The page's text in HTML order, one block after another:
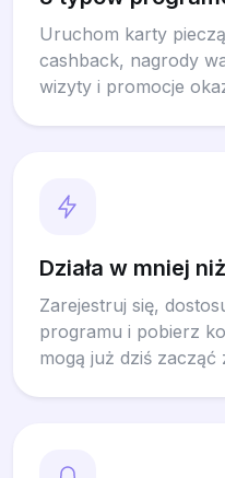
Uruchom karty
cashback, nagrody
wizyty i promocje
Działa w mniej
Zarejestruj się,
programu i pobierz
mogą już dziś zacząć